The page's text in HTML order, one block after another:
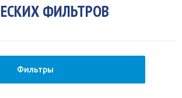
ФИЛЬТРОВ
Фильтры